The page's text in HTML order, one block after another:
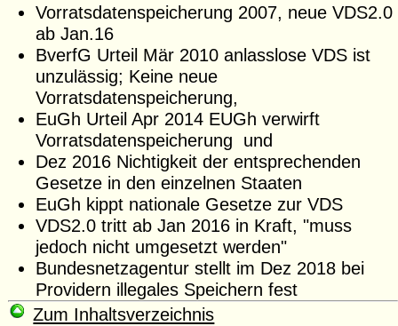
Vorratsdatenspeicherung 2007, neue VDS2.0
ab Jan.16
BverfG Urteil Mär 2010 anlasslose VDS ist
unzulässig; Keine neue
Vorratsdatenspeicherung,
EuGh Urteil Apr 2014 EUGh verwirft
Vorratsdatenspeicherung und
Dez 2016 Nichtigkeit der entsprechenden
Gesetze in den einzelnen Staaten
EuGh kippt nationale Gesetze zur VDS
VDS2.0 tritt ab Jan 2016 in Kraft, "muss
jedoch nicht umgesetzt werden"
Bundesnetzagentur stellt im Dez 2018 bei
Providern illegales Speichern fest
Zum Inhaltsverzeichnis